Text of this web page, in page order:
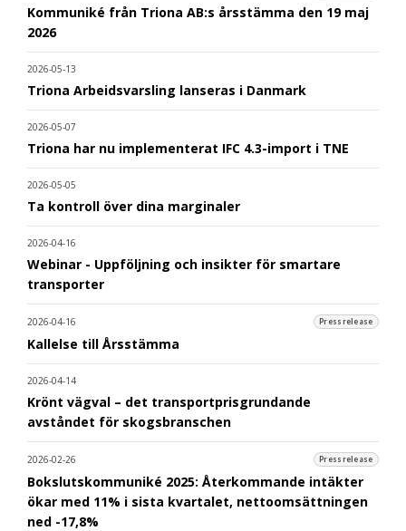
Kommuniké från Triona AB:s årsstämma den 19 maj
2026
2026-05-13
Triona Arbeidsvarsling lanseras i Danmark
2026-05-07
Triona har nu implementerat IFC 4.3-import i TNE
2026-05-05
Ta kontroll över dina marginaler
2026-04-16
Webinar - Uppföljning och insikter för smartare
transporter
2026-04-16 Pressrelease
Kallelse till Årsstämma
2026-04-14
Krönt vägval – det transportprisgrundande
avståndet för skogsbranschen
2026-02-26 Pressrelease
Bokslutskommuniké 2025: Återkommande intäkter
ökar med 11% i sista kvartalet, nettoomsättningen
ned -17,8%